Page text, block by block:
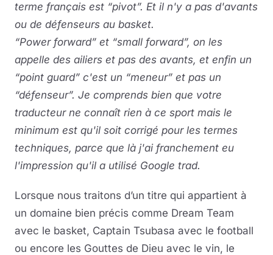
terme français est “pivot”. Et il n'y a pas d'avants
ou de défenseurs au basket.
“Power forward” et “small forward”, on les
appelle des ailiers et pas des avants, et enfin un
“point guard” c'est un “meneur” et pas un
“défenseur”. Je comprends bien que votre
traducteur ne connaît rien à ce sport mais le
minimum est qu'il soit corrigé pour les termes
techniques, parce que là j'ai franchement eu
l'impression qu'il a utilisé Google trad.
Lorsque nous traitons d’un titre qui appartient à
un domaine bien précis comme Dream Team
avec le basket, Captain Tsubasa avec le football
ou encore les Gouttes de Dieu avec le vin, le